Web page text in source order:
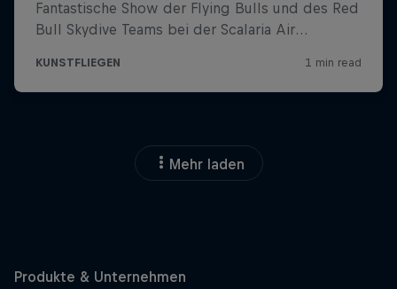
Mehr laden